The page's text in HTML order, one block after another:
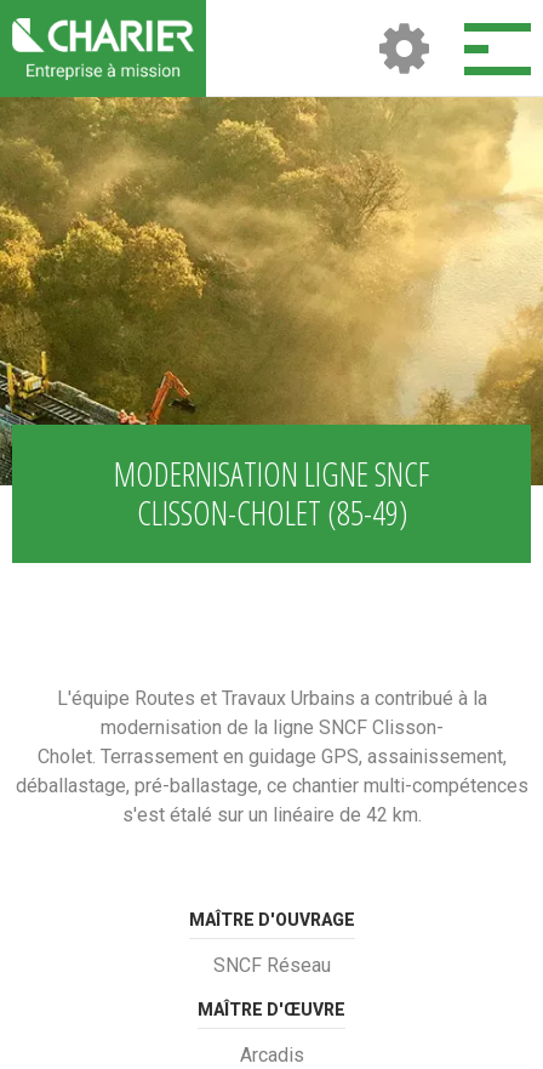
MODERNISATION LIGNE SNCF
CLISSON-CHOLET (85-49)
L'équipe Routes et Travaux Urbains a contribué à la
modernisation de la ligne SNCF Clisson-
Cholet. Terrassement en guidage GPS, assainissement,
déballastage, pré-ballastage, ce chantier multi-compétences
s'est étalé sur un linéaire de 42 km.
MAÎTRE D'OUVRAGE
SNCF Réseau
MAÎTRE D'ŒUVRE
Arcadis